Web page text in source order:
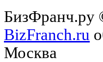
БизФранч.ру
BizFranch.ru
Москва